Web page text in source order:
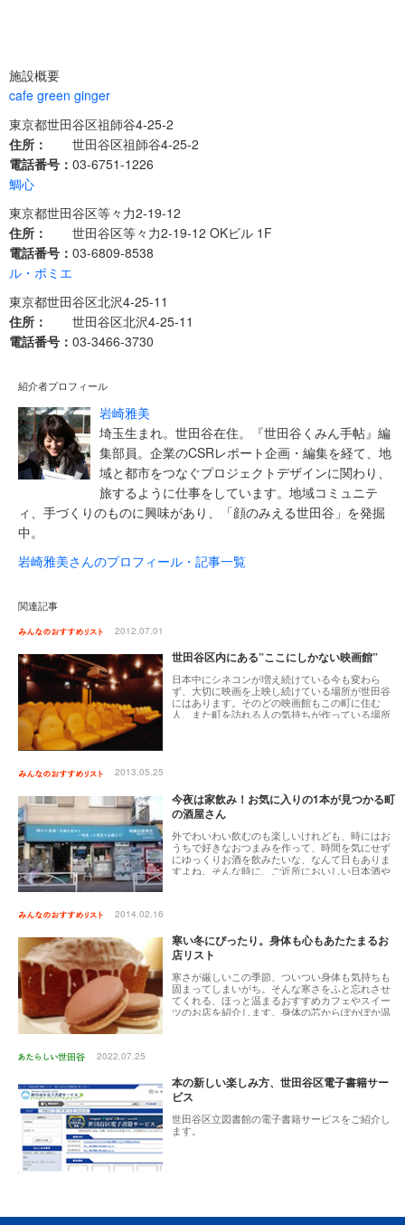
施設概要
cafe green ginger
東京都世田谷区祖師谷4-25-2
住所：
世田谷区祖師谷4-25-2
電話番号： 03-6751-1226
鯛心
東京都世田谷区等々力2-19-12
住所：
世田谷区等々力2-19-12 OKビル 1F
電話番号： 03-6809-8538
ル・ポミエ
東京都世田谷区北沢4-25-11
住所：
世田谷区北沢4-25-11
電話番号： 03-3466-3730
紹介者プロフィール
岩崎雅美
埼玉生まれ。世田谷在住。『世田谷くみん手帖』編
集部員。企業のCSRレポート企画・編集を経て、地
域と都市をつなぐプロジェクトデザインに関わり、
旅するように仕事をしています。地域コミュニテ
ィ、手づくりのものに興味があり、「顔のみえる世田谷」を発掘
中。
岩崎雅美さんのプロフィール・記事一覧
関連記事
2012.07.01
世田谷区内にある”ここにしかない映画館”
日本中にシネコンが増え続けている今も変わら
ず、大切に映画を上映し続けている場所が世田谷
にはあります。そのどの映画館もこの町に住む
人、また町を訪れる人の気持ちが作っている場所
2013.05.25
今夜は家飲み！お気に入りの1本が見つかる町
の酒屋さん
外でわいわい飲むのも楽しいけれども、時にはお
うちで好きなおつまみを作って、時間を気にせず
にゆっくりお酒を飲みたいな、なんて日もありま
すよね。そんな時に、ご近所においしい日本酒や
2014.02.16
寒い冬にぴったり。身体も心もあたたまるお
店リスト
寒さが厳しいこの季節、ついつい身体も気持ちも
固まってしまいがち。そんな寒さをふと忘れさせ
てくれる、ほっと温まるおすすめカフェやスイー
ツのお店を紹介します。身体の芯からぽかぽか温
2022.07.25
本の新しい楽しみ方、世田谷区電子書籍サー
ビス
世田谷区立図書館の電子書籍サービスをご紹介し
ます。